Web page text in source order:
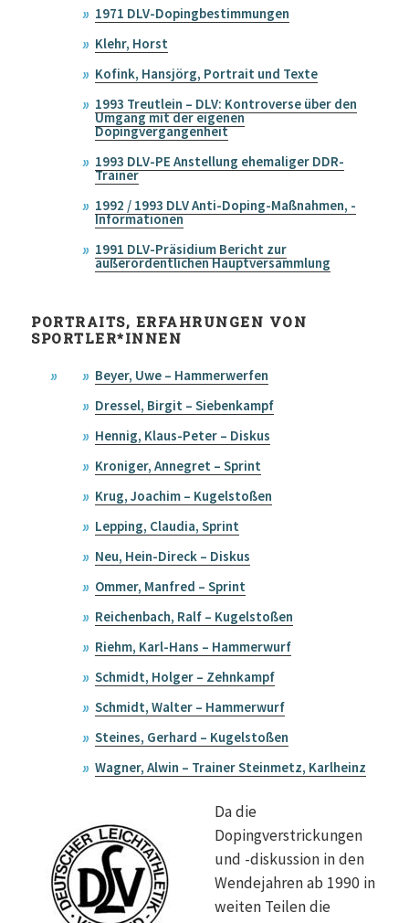
1971 DLV-Dopingbestimmungen
Klehr, Horst
Kofink, Hansjörg, Portrait und Texte
1993 Treutlein – DLV: Kontroverse über den
Umgang mit der eigenen
Dopingvergangenheit
1993 DLV-PE Anstellung ehemaliger DDR-
Trainer
1992 / 1993 DLV Anti-Doping-Maßnahmen, -
Informationen
1991 DLV-Präsidium Bericht zur
außerordentlichen Hauptversammlung
PORTRAITS, ERFAHRUNGEN VON
SPORTLER*INNEN
Beyer, Uwe – Hammerwerfen
Dressel, Birgit – Siebenkampf
Hennig, Klaus-Peter – Diskus
Kroniger, Annegret – Sprint
Krug, Joachim – Kugelstoßen
Lepping, Claudia, Sprint
Neu, Hein-Direck – Diskus
Ommer, Manfred – Sprint
Reichenbach, Ralf – Kugelstoßen
Riehm, Karl-Hans – Hammerwurf
Schmidt, Holger – Zehnkampf
Schmidt, Walter – Hammerwurf
Steines, Gerhard – Kugelstoßen
Wagner, Alwin – Trainer Steinmetz, Karlheinz
Da die
Dopingverstrickungen
und -diskussion in den
Wendejahren ab 1990 in
weiten Teilen die